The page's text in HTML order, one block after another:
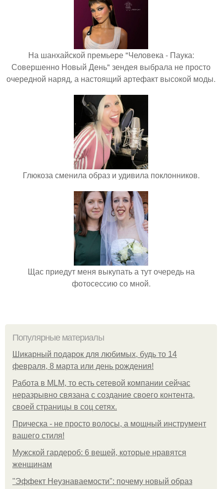
На шанхайской премьере "Человека - Паука:
Совершенно Новый День" зендея выбрала не просто
очередной наряд, а настоящий артефакт высокой моды.
Глюкоза сменила образ и удивила поклонников.
Щас приедут меня выкупать а тут очередь на
фотосессию со мной.
Популярные материалы
Шикарный подарок для любимых, будь то 14
февраля, 8 марта или день рождения!
Работа в MLM, то есть сетевой компании сейчас
неразрывно связана с создание своего контента,
своей страницы в соц сетях.
Прическа - не просто волосы, а мощный инструмент
вашего стиля!
Мужской гардероб: 6 вещей, которые нравятся
женщинам
"Эффект Неузнаваемости": почему новый образ